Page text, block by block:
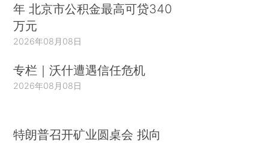
年 北京市公积金最高可贷340
万元
2026年08月08日
专栏｜沃什遭遇信任危机
2026年08月08日
特朗普召开矿业圆桌会 拟向